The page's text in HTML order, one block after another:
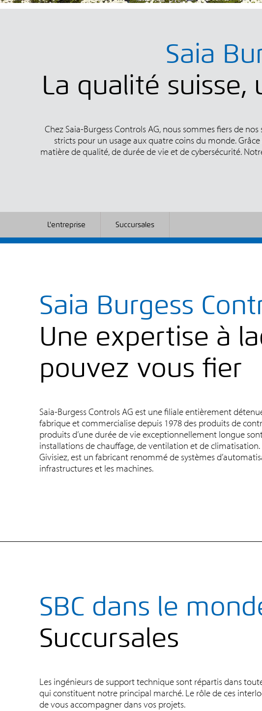
Saia
La qualité
Chez Saia-Burgess Controls AG, nous sommes fiers de
stricts pour un usage aux quatre coins du monde.
matière de qualité, de durée de vie et de cybersécurité.
L'entreprise Succursales
Saia Burgess
Une expertise à
pouvez vous fier
Saia-Burgess Controls AG est une filiale entièrement
fabrique et commercialise depuis 1978 des produits de
produits d’une durée de vie exceptionnellement longue
installations de chauffage, de ventilation et de climatisation.
Givisiez, est un fabricant renommé de systèmes
infrastructures et les machines.
SBC dans le
Succursales
Les ingénieurs de support technique sont répartis dans
qui constituent notre principal marché. Le rôle de ces
de vous accompagner dans vos projets.